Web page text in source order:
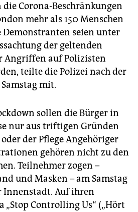
die Corona-Beschränkungen
mehr als 150 Menschen
Demonstranten seien unter
der geltenden
Angriffen auf Polizisten
teilte die Polizei nach der
mit.
sollen die Bürger in
nur aus triftigen Gründen
der Pflege Angehöriger
gehören nicht zu den
Teilnehmer zogen –
und Masken – am Samstag
Innenstadt. Auf ihren
„Stop Controlling Us“ („Hört